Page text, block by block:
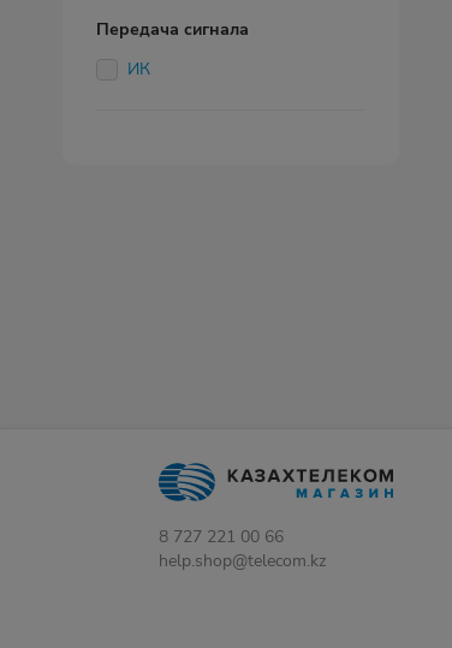
Передача сигнала
ИК
8 727 221 00 66
help.shop@telecom.kz